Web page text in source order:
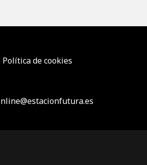
Política de cookies